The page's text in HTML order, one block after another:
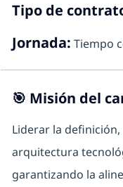
Tipo de
Jornada: Tiempo
🎯 Misión del
Liderar la
arquitectura
garantizando la